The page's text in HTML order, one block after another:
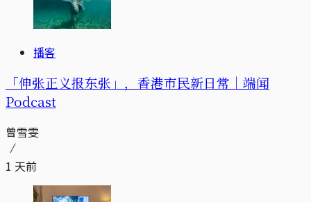
播客
「伸张正义报东张」，香港市民新日常｜端闻
Podcast
曾雪雯
1 天前